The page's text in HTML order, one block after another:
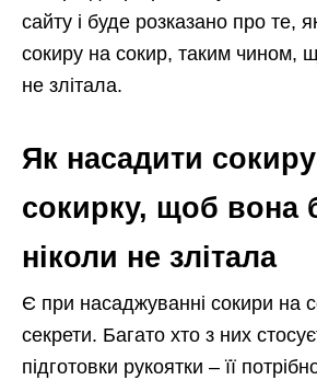
сайту і буде розказано про те,
сокиру на сокир, таким чином,
не злітала.
Як насадити
сокирку, щоб вона
ніколи не злітала
Є при насаджуванні сокири на
секрети. Багато хто з них
підготовки рукоятки – її